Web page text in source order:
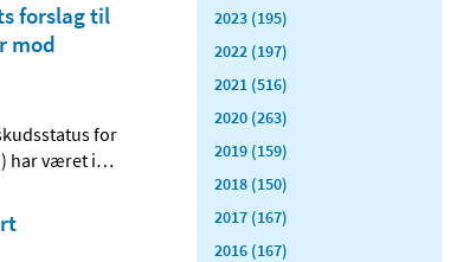
forslag til
mod
for
har været i…
2023 (195)
2022 (197)
2021 (516)
2020 (263)
2019 (159)
2018 (150)
2017 (167)
2016 (167)